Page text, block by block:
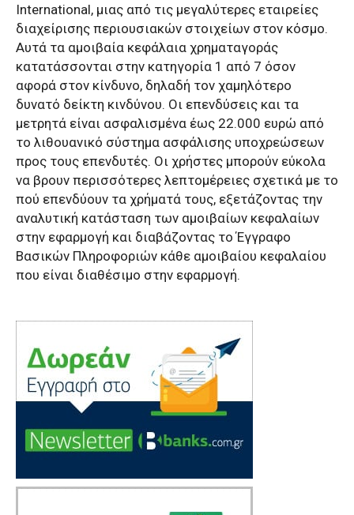
International, μιας από τις μεγαλύτερες εταιρείες
διαχείρισης περιουσιακών στοιχείων στον κόσμο.
Αυτά τα αμοιβαία κεφάλαια χρηματαγοράς
κατατάσσονται στην κατηγορία 1 από 7 όσον
αφορά στον κίνδυνο, δηλαδή τον χαμηλότερο
δυνατό δείκτη κινδύνου. Οι επενδύσεις και τα
μετρητά είναι ασφαλισμένα έως 22.000 ευρώ από
το λιθουανικό σύστημα ασφάλισης υποχρεώσεων
προς τους επενδυτές. Οι χρήστες μπορούν εύκολα
να βρουν περισσότερες λεπτομέρειες σχετικά με το
πού επενδύουν τα χρήματά τους, εξετάζοντας την
αναλυτική κατάσταση των αμοιβαίων κεφαλαίων
στην εφαρμογή και διαβάζοντας το Έγγραφο
Βασικών Πληροφοριών κάθε αμοιβαίου κεφαλαίου
που είναι διαθέσιμο στην εφαρμογή.